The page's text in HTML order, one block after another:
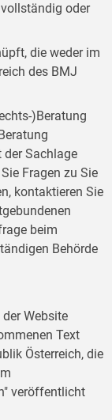
oder
die weder im
des BMJ
)Beratung
der Sachlage
Fragen zu Sie
kontaktieren Sie
beim
Behörde
Website
Text
Österreich, die
veröffentlicht